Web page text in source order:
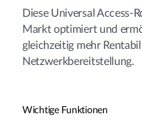
Diese Universal Access-
Markt optimiert und
gleichzeitig mehr
Netzwerkbereitstellung.
Wichtige Funktionen